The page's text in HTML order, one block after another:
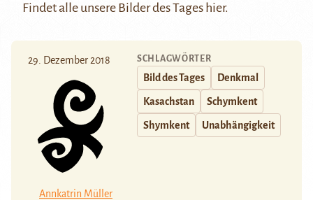
Findet alle unsere Bilder des Tages hier.
29. Dezember 2018
Annkatrin Müller
SCHLAGWÖRTER
Bild des Tages Denkmal
Kasachstan Schymkent
Shymkent Unabhängigkeit